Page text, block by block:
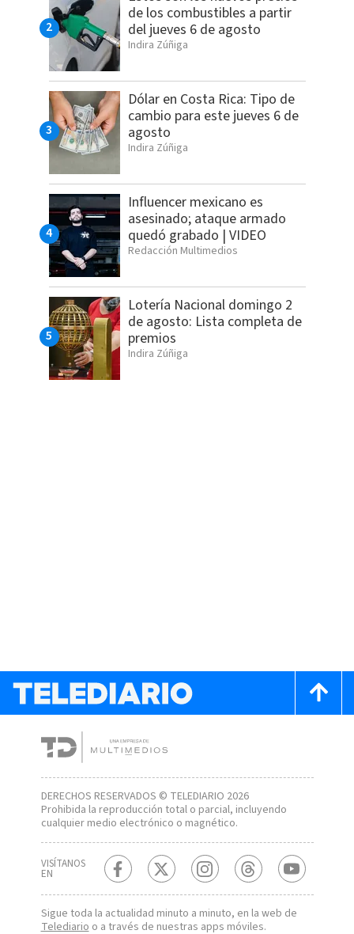
de los combustibles a partir
del jueves 6 de agosto
Indira Zúñiga
Dólar en Costa Rica: Tipo de
cambio para este jueves 6 de
agosto
Indira Zúñiga
Influencer mexicano es
asesinado; ataque armado
quedó grabado | VIDEO
Redacción Multimedios
Lotería Nacional domingo 2
de agosto: Lista completa de
premios
Indira Zúñiga
DERECHOS RESERVADOS © TELEDIARIO 2026
Prohibida la reproducción total o parcial, incluyendo
cualquier medio electrónico o magnético.
VISÍTANOS
EN
Sigue toda la actualidad minuto a minuto, en la web de
Telediarioo a través de nuestras apps móviles.